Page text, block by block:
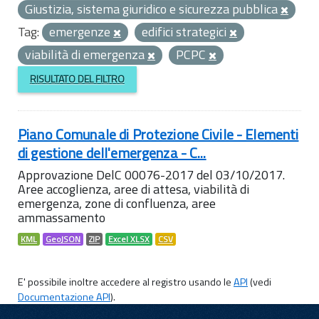
Giustizia, sistema giuridico e sicurezza pubblica
Tag: emergenze
edifici strategici
viabilità di emergenza
PCPC
RISULTATO DEL FILTRO
Piano Comunale di Protezione Civile - Elementi
di gestione dell'emergenza - C...
Approvazione DelC 00076-2017 del 03/10/2017.
Aree accoglienza, aree di attesa, viabilità di
emergenza, zone di confluenza, aree
ammassamento
KML GeoJSON ZIP Excel XLSX CSV
E' possibile inoltre accedere al registro usando leAPI(vedi
Documentazione API).